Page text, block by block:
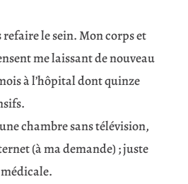
refaire le sein. Mon corps et
me laissant de nouveau
à l’hôpital dont quinze
chambre sans télévision,
(à ma demande) ; juste